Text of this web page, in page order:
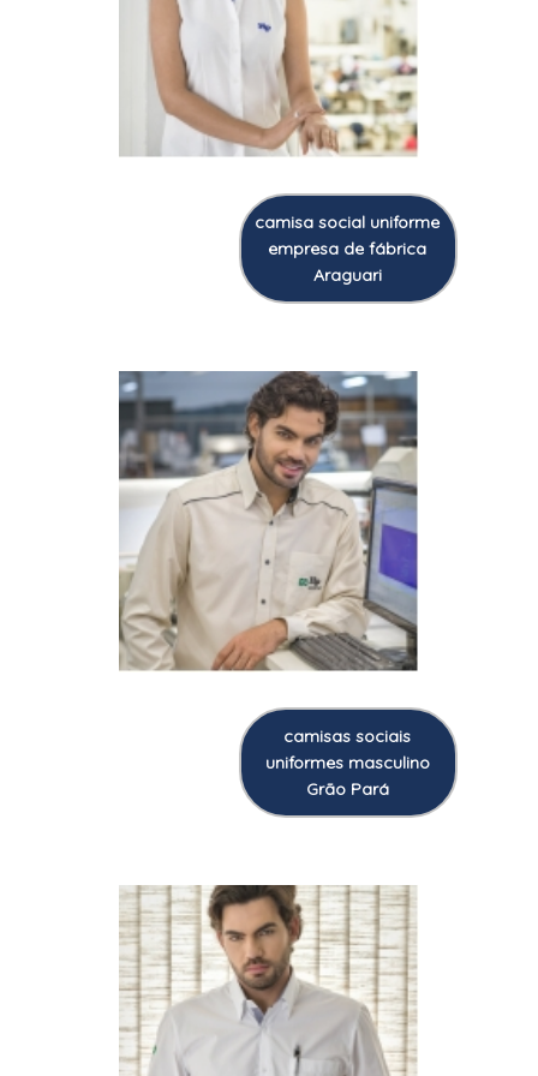
camisa social uniforme
empresa de fábrica
Araguari
camisas sociais
uniformes masculino
Grão Pará